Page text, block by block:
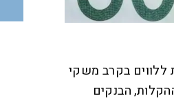
בקרב משקי
הבנקים